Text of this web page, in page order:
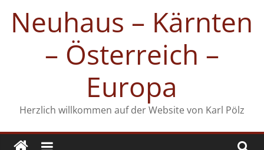
Inhalt
springen
Neuhaus – Kärnten
– Österreich –
Europa
Herzlich willkommen auf der Website von Karl Pölz